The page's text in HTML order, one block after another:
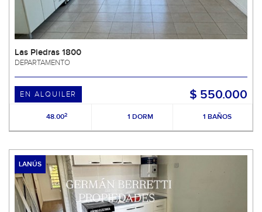
Las Piedras 1800
DEPARTAMENTO
EN ALQUILER $ 550.000
48.002 1 DORM 1 BAÑOS
LANÚS